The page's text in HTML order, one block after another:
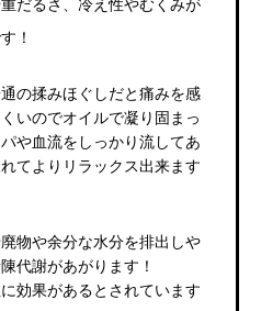
だるさ、冷え性やむくみが
！
の揉みほぐしだと痛みを感
いのでオイルで凝り固まっ
や血流をしっかり流してあ
てよりリラックス出来ます
物や余分な水分を排出しや
代謝があがります！
効果があるとされています